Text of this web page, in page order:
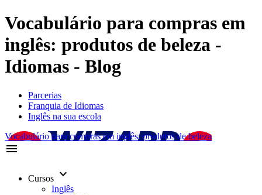
Vocabulário para compras em
inglês: produtos de beleza -
Idiomas - Blog
Parcerias
Franquia de Idiomas
Inglês na sua escola
Vocabulário para compras em inglês: produtos de beleza
menu
Cursos keyboard_arrow_down
Inglês